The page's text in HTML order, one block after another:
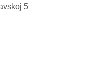
5